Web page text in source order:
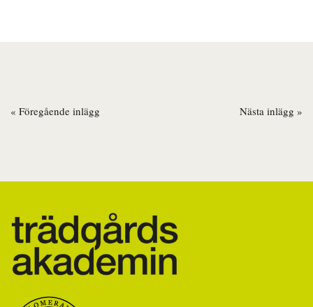
« Föregående inlägg Nästa inlägg »